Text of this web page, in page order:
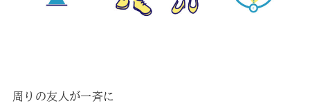
周りの友人が一斉に